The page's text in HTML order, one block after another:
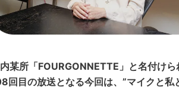
某所「FOURGONNETTE」と名付けら
回目の放送となる今回は、”マイクと私